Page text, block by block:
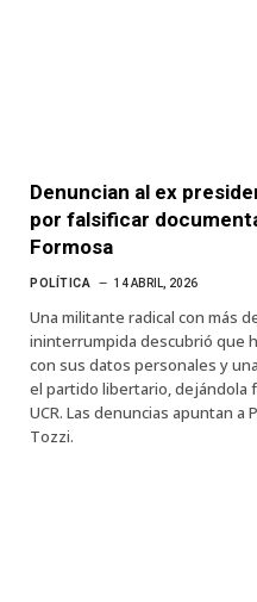
Denuncian al ex
por falsificar
Formosa
POLÍTICA 14 ABRIL, 2026
Una militante radical con más
ininterrumpida descubrió que
con sus datos personales y
el partido libertario, dejándola
UCR. Las denuncias apuntan a
Tozzi.